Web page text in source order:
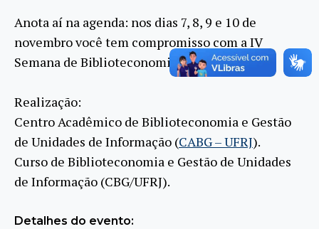
Anota aí na agenda: nos dias 7, 8, 9 e 10 de
novembro você tem compromisso com a IV
Semana de Biblioteconomia da UFRJ!
Realização:
Centro Acadêmico de Biblioteconomia e Gestão
de Unidades de Informação (CABG – UFRJ).
Curso de Biblioteconomia e Gestão de Unidades
de Informação (CBG/UFRJ).
Detalhes do evento: